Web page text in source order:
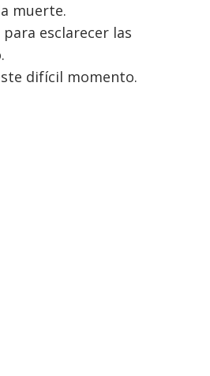
muerte.
esclarecer las
difícil momento.